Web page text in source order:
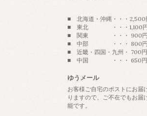
■ 北海道・沖縄・・・2,500
■ 東北 ・・・1,100
■ 関東 ・・・ 900
■ 中部 ・・・ 800
■ 近畿・四国・九州・ 700円
■ 中国 ・・・ 650円
ゆうメール
お客様ご自宅のポストにお届
りますので、ご不在でもお届
能です。